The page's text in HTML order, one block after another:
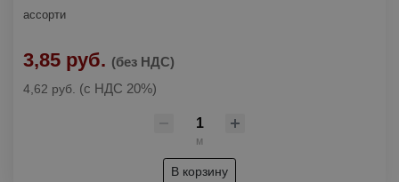
ассорти
3,85 руб. (без НДС)
4,62 руб. (с НДС 20%)
м
В корзину